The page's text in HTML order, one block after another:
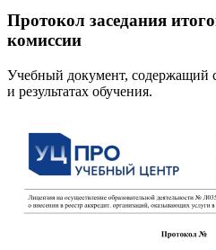
Протокол заседания
комиссии
Учебный документ, содержащий
и результатах обучения.